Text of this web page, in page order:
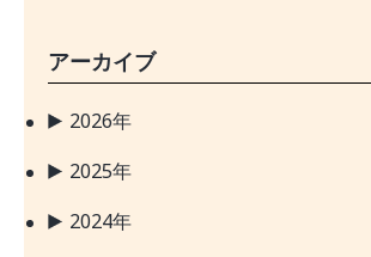
アーカイブ
2026年
2025年
2024年